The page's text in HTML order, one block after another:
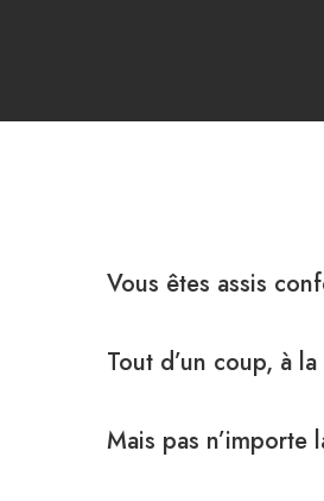
Vous êtes assis
Tout d’un coup, à
Mais pas n’importe